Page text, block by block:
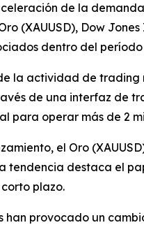
de la
(XAUUSD), Dow
dentro del período
la actividad de
de una interfaz de
para operar más de 2
el Oro
tendencia destaca el
plazo.
han provocado un